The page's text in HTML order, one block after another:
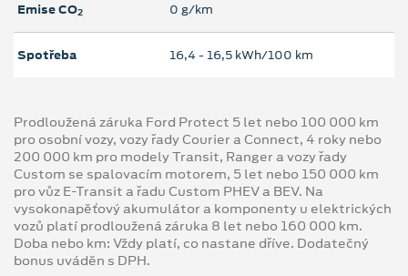
Emise CO2 0 g/km
Spotřeba 16,4 ‐ 16,5 kWh/100 km
Prodloužená záruka Ford Protect 5 let nebo 100 000 km
pro osobní vozy, vozy řady Courier a Connect, 4 roky nebo
200 000 km pro modely Transit, Ranger a vozy řady
Custom se spalovacím motorem, 5 let nebo 150 000 km
pro vůz E-Transit a řadu Custom PHEV a BEV. Na
vysokonapěťový akumulátor a komponenty u elektrických
vozů platí prodloužená záruka 8 let nebo 160 000 km.
Doba nebo km: Vždy platí, co nastane dříve. Dodatečný
bonus uváděn s DPH.